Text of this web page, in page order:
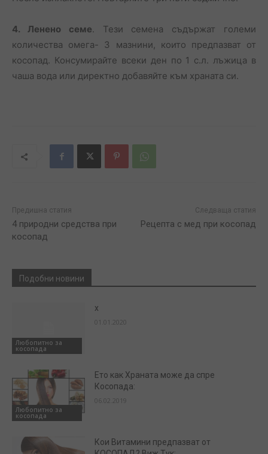
4. Ленено семе. Тези семена съдържат големи
количества омега- 3 мазнини, които предпазват от
косопад. Консумирайте всеки ден по 1 с.л. лъжица в
чаша вода или директно добавяйте към храната си.
Предишна статия
4 природни средства при
косопад
Следваща статия
Рецепта с мед при косопад
Подобни новини
Любопитно за
косопада
x
01.01.2020
Любопитно за
косопада
Ето как Храната може да спре
Косопада:
06.02.2019
Кои Витамини предпазват от